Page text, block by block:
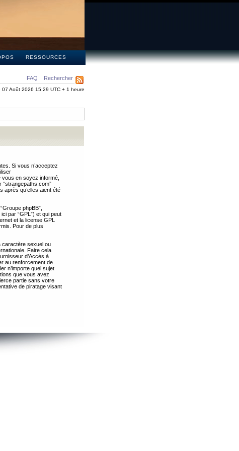
RESSOURCES
FAQ Rechercher
07 Août 2026 15:29 UTC + 1 heure
Si vous n’acceptez
vous en soyez informé,
“strangepaths.com”
après qu’elles aient été
phpBB”,
ici par “GPL”) et qui peut
et la license GPL
Pour de plus
caractère sexuel ou
Faire cela
d’Accès à
au renforcement de
n’importe quel sujet
que vous avez
partie sans votre
de piratage visant